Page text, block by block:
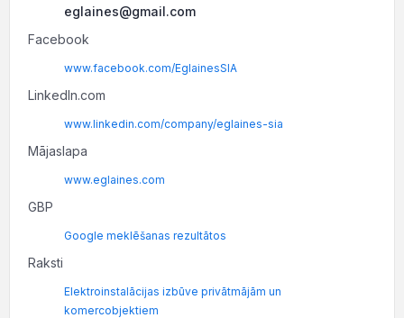
eglaines@gmail.com
Facebook
www.facebook.com/EglainesSIA
LinkedIn.com
www.linkedin.com/company/eglaines-sia
Mājaslapa
www.eglaines.com
GBP
Google meklēšanas rezultātos
Raksti
Elektroinstalācijas izbūve privātmājām un
komercobjektiem